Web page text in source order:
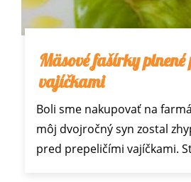
Mäsové fašírky plnené
vajíčkami
Boli sme nakupovať na
môj dvojročný syn zostal
pred prepeličími vajíčkami.